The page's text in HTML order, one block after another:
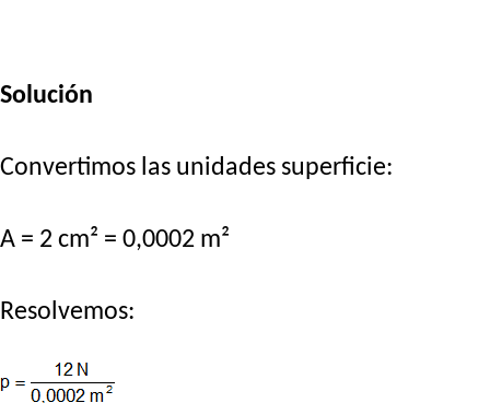
Solución
Convertimos las unidades superficie:
A = 2 cm² = 0,0002 m²
Resolvemos: